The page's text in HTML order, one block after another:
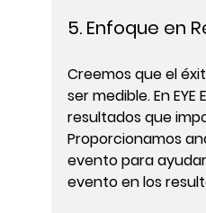
5. Enfoque en
Creemos que el
ser medible. En
resultados que
Proporcionamos
evento para
evento en los